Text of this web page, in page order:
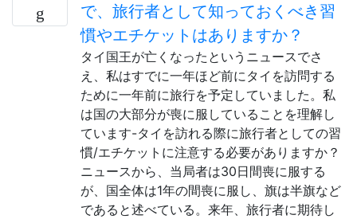
で、旅行者として知っておくべき習
慣やエチケットはありますか？
タイ国王が亡くなったというニュースでさ
え、私はすでに一年ほど前にタイを訪問する
ために一年前に旅行を予定していました。私
は国の大部分が喪に服していることを理解し
ています-タイを訪れる際に旅行者としての習
慣/エチケットに注意する必要がありますか？
ニュースから、当局者は30日間喪に服する
が、国全体は1年の間喪に服し、旗は半旗など
であると述べている。来年、旅行者に期待し